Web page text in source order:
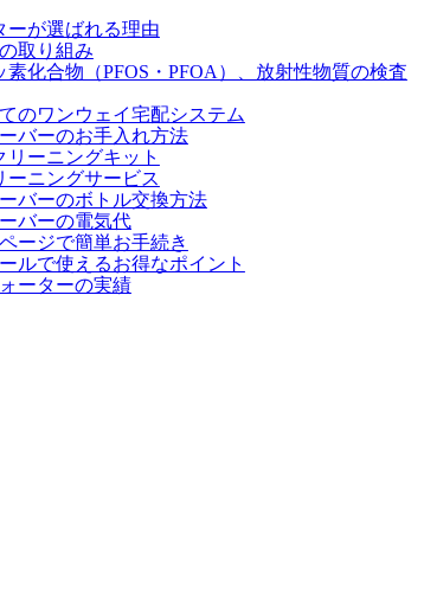
ーが選ばれる理由
取り組み
素化合物（PFOS・PFOA）、放射性物質の検査
のワンウェイ宅配システム
バーのお手入れ方法
リーニングキット
ーニングサービス
バーのボトル交換方法
バーの電気代
ージで簡単お手続き
ルで使えるお得なポイント
ーターの実績